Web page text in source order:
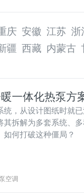
庆 安徽 江苏 浙
疆 西藏 内蒙古
一体化热泵方
统，从设计图纸时就
其拆解为多套系统、
何打破这种僵局？
空调